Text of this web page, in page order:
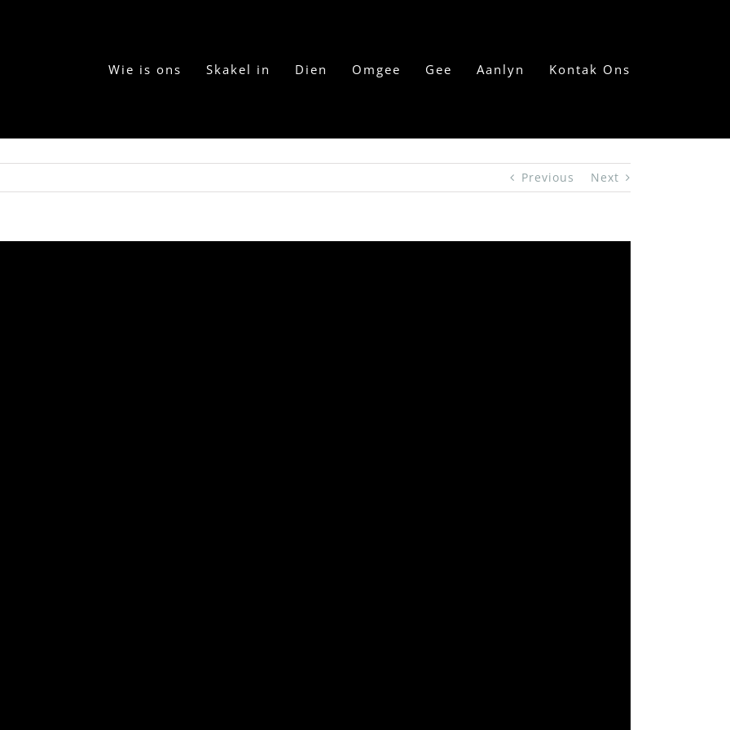
Wie is ons Skakel in Dien Omgee Gee Aanlyn Kontak Ons
Previous Next